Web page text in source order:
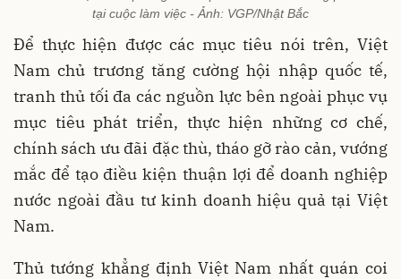
tại cuộc làm việc - Ảnh: VGP/Nhật Bắc
Để thực hiện được các mục tiêu nói trên, Việt
Nam chủ trương tăng cường hội nhập quốc tế,
tranh thủ tối đa các nguồn lực bên ngoài phục vụ
mục tiêu phát triển, thực hiện những cơ chế,
chính sách ưu đãi đặc thù, tháo gỡ rào cản, vướng
mắc để tạo điều kiện thuận lợi để doanh nghiệp
nước ngoài đầu tư kinh doanh hiệu quả tại Việt
Nam.
Thủ tướng khẳng định Việt Nam nhất quán coi